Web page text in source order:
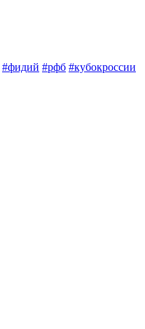
#фидий #рфб #кубокроссии